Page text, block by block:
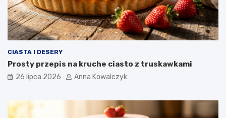
CIASTA I DESERY
Prosty przepis na kruche ciasto z truskawkami
26 lipca 2026 Anna Kowalczyk